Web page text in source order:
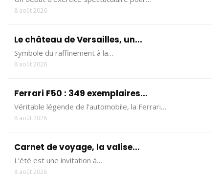
8 août 2026
Le château de Versailles, un...
Symbole du raffinement à la…
8 août 2026
Ferrari F50 : 349 exemplaires...
Véritable légende de l’automobile, la Ferrari…
8 août 2026
Carnet de voyage, la valise...
L’été est une invitation à…
8 août 2026